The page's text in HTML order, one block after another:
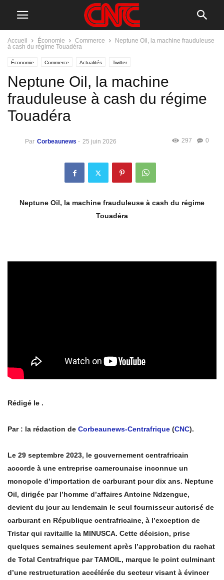
Accueil Économie Commerce
Neptune Oil, la machine frauduleuse
à cash du régime Touadéra
Économie Commerce Actualités Twitter
Neptune Oil, la machine
frauduleuse à cash du régime
Touadéra
Par Corbeaunews - 25 juin 2026 0
297
Neptune Oil, la machine frauduleuse à cash du régime
Touadéra
Rédigé le .
Par : la rédaction de Corbeaunews-Centrafrique (CNC).
Le 29 septembre 2023, le gouvernement centrafricain
accorde à une entreprise camerounaise inconnue un
monopole d’importation de carburant pour dix ans. Neptune
Oil, dirigée par l’homme d’affaires Antoine Ndzengue,
devient du jour au lendemain le seul fournisseur autorisé de
carburant en République centrafricaine, à l’exception de
Tristar qui ravitaille la MINUSCA. Cette décision, prise
quelques semaines seulement après l’approbation du rachat
de Total Centrafrique par TAMOIL, marque le point culminant
d’une restructuration accélérée du secteur visant à évincer